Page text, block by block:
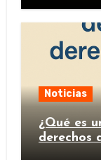
Noticias
¿Qué es
derechos